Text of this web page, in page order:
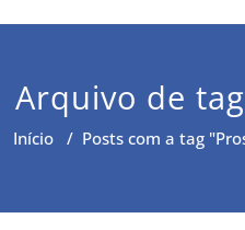
Arquivo de
Início / Posts com a tag